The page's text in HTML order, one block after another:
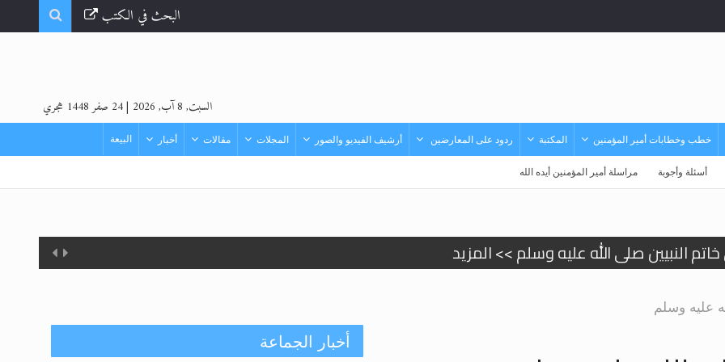
البحث في الكتب
السبت, 8 آب, 2026 |24 صفر 1448 هجري
خطب وخطابات أمير المؤمنين المكتبة ردود على المعارضين أرشيف الفيديو والصور المجلات مقالات أخبار البيعة
أسئلة وأجوبة مراسلة أمير المؤمنين أيده الله
النبيين صلى الله عليه وسلم >> المزيد
وأحكامه >> المزيد
عليه وسلم
أخبار الجماعة